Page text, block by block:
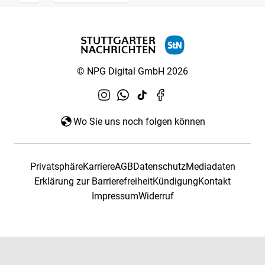
© NPG Digital GmbH 2026
Wo Sie uns noch folgen können
PrivatsphäreKarriereAGBDatenschutzMediadaten
Erklärung zur BarrierefreiheitKündigungKontakt
ImpressumWiderruf